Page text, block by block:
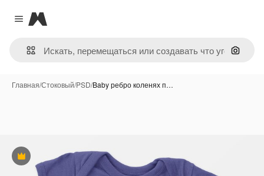
Close menu
Magnific
Поиск
Главная/Стоковый/PSD/Baby ребро коленях п…
Премиум